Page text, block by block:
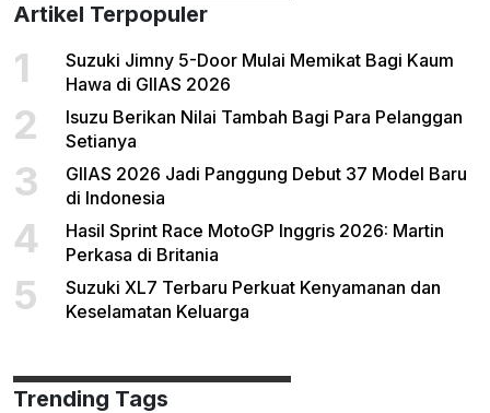
Artikel Terpopuler
1
Suzuki Jimny 5-Door Mulai Memikat Bagi Kaum
Hawa di GIIAS 2026
2
Isuzu Berikan Nilai Tambah Bagi Para Pelanggan
Setianya
3
GIIAS 2026 Jadi Panggung Debut 37 Model Baru
di Indonesia
4
Hasil Sprint Race MotoGP Inggris 2026: Martin
Perkasa di Britania
5
Suzuki XL7 Terbaru Perkuat Kenyamanan dan
Keselamatan Keluarga
Trending Tags